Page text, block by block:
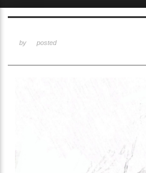
by posted
Sketchbook5, 스
Sketchbook5,